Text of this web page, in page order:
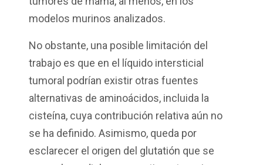
modelos murinos analizados.
No obstante, una posible limitación del
trabajo es que en el líquido intersticial
tumoral podrían existir otras fuentes
alternativas de aminoácidos, incluida la
cisteína, cuya contribución relativa aún no
se ha definido. Asimismo, queda por
esclarecer el origen del glutatión que se